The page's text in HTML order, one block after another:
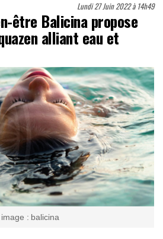
Lundi 27 Juin 2022 à 14h49
être Balicina propose
alliant eau et
image : balicina